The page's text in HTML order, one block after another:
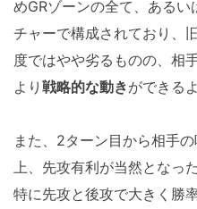
めGRゾーンの全て、ある
チャーで構成されており、
度ではやや劣るものの、相
より 戦略的な動きができる
また、2ターン目から相手
上、先攻有利が当然となっ
特に先攻と後攻で大きく勝